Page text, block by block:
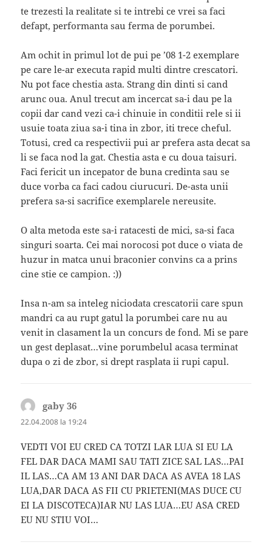
te trezesti la realitate si te intrebi ce vrei sa faci
defapt, performanta sau ferma de porumbei.
Am ochit in primul lot de pui pe ’08 1-2 exemplare
pe care le-ar executa rapid multi dintre crescatori.
Nu pot face chestia asta. Strang din dinti si cand
arunc oua. Anul trecut am incercat sa-i dau pe la
copii dar cand vezi ca-i chinuie in conditii rele si ii
usuie toata ziua sa-i tina in zbor, iti trece cheful.
Totusi, cred ca respectivii pui ar prefera asta decat sa
li se faca nod la gat. Chestia asta e cu doua taisuri.
Faci fericit un incepator de buna credinta sau se
duce vorba ca faci cadou ciurucuri. De-asta unii
prefera sa-si sacrifice exemplarele nereusite.
O alta metoda este sa-i ratacesti de mici, sa-si faca
singuri soarta. Cei mai norocosi pot duce o viata de
huzur in matca unui braconier convins ca a prins
cine stie ce campion. :))
Insa n-am sa inteleg niciodata crescatorii care spun
mandri ca au rupt gatul la porumbei care nu au
venit in clasament la un concurs de fond. Mi se pare
un gest deplasat…vine porumbelul acasa terminat
dupa o zi de zbor, si drept rasplata ii rupi capul.
gaby 36
22.04.2008 la 19:24
VEDTI VOI EU CRED CA TOTZI LAR LUA SI EU LA
FEL DAR DACA MAMI SAU TATI ZICE SAL LAS…PAI
IL LAS…CA AM 13 ANI DAR DACA AS AVEA 18 LAS
LUA,DAR DACA AS FII CU PRIETENI(MAS DUCE CU
EI LA DISCOTECA)IAR NU LAS LUA…EU ASA CRED
EU NU STIU VOI…